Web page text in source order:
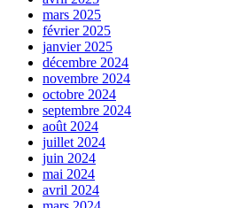
mars 2025
février 2025
janvier 2025
décembre 2024
novembre 2024
octobre 2024
septembre 2024
août 2024
juillet 2024
juin 2024
mai 2024
avril 2024